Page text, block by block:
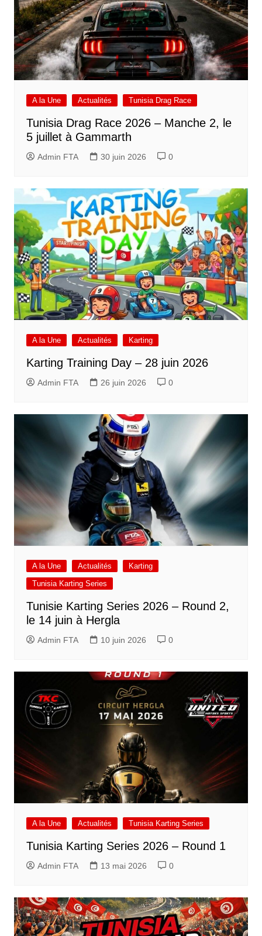
A la Une Actualités Tunisia Drag Race
Tunisia Drag Race 2026 – Manche 2, le
5 juillet à Gammarth
Admin FTA 30 juin 2026 0
A la Une Actualités Karting
Karting Training Day – 28 juin 2026
Admin FTA 26 juin 2026 0
A la Une Actualités
Karting
Tunisia Karting Series
Tunisie Karting Series 2026 – Round 2,
le 14 juin à Hergla
Admin FTA 10 juin 2026 0
A la Une Actualités Tunisia Karting Series
Tunisia Karting Series 2026 – Round 1
Admin FTA 13 mai 2026 0